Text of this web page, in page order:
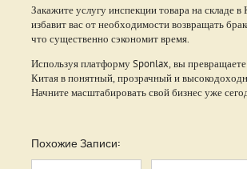
Закажите услугу инспекции товара на складе в
избавит вас от необходимости возвращать
что существенно сэкономит время.
Используя платформу Sponlax, вы превращаете
Китая в понятный, прозрачный и
Начните масштабировать свой бизнес уже
Похожие Записи: